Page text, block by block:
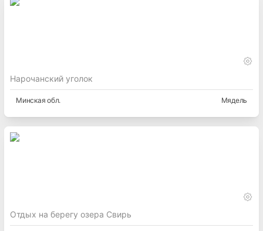
Нарочанский уголок
Минская обл. Мядель
Отдых на берегу озера Свирь